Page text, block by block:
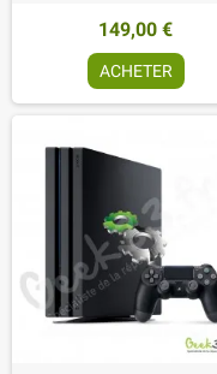
149,00 €
ACHETER